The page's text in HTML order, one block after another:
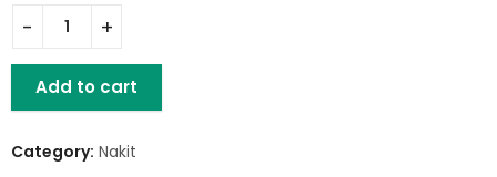
Add to cart
Category: Nakit